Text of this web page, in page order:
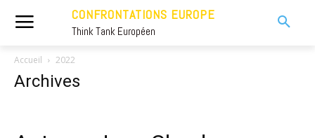
CONFRONTATIONS EUROPE
Think Tank Européen
Accueil 2022
Archives